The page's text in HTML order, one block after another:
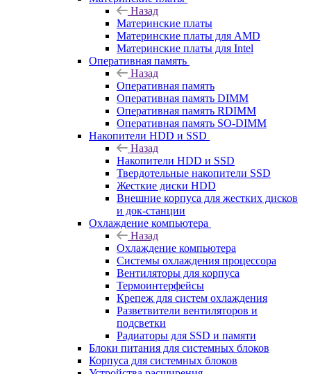
Назад
Материнские платы
Материнские платы для AMD
Материнские платы для Intel
Оперативная память
Назад
Оперативная память
Оперативная память DIMM
Оперативная память RDIMM
Оперативная память SO-DIMM
Накопители HDD и SSD
Назад
Накопители HDD и SSD
Твердотельные накопители SSD
Жесткие диски HDD
Внешние корпуса для жестких дисков
и док-станции
Охлаждение компьютера
Назад
Охлаждение компьютера
Системы охлаждения процессора
Вентиляторы для корпуса
Термоинтерфейсы
Крепеж для систем охлаждения
Разветвители вентиляторов и
подсветки
Радиаторы для SSD и памяти
Блоки питания для системных блоков
Корпуса для системных блоков